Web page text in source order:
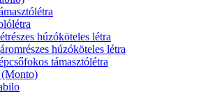
húzóköteles létra
húzóköteles létra
támasztólétra